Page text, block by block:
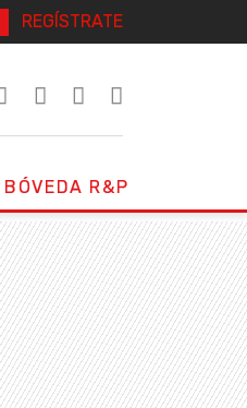
REGÍSTRATE
BÓVEDA R&P